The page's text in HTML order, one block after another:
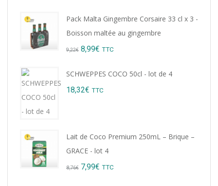
Pack Malta Gingembre Corsaire 33 cl x 3 -
Boisson maltée au gingembre
9,22€ Original
8,99€ Current
TTC
SCHWEPPES COCO 50cl - lot de 4
18,32€ TTC
Lait de Coco Premium 250mL – Brique –
GRACE - lot 4
8,76€ Original
7,99€ Current
TTC